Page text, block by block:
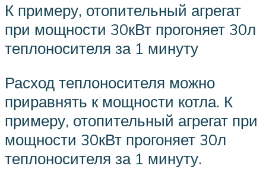
К примеру, отопительный агрегат
при мощности 30кВт прогоняет 30л
теплоносителя за 1 минуту
Расход теплоносителя можно
приравнять к мощности котла. К
примеру, отопительный агрегат при
мощности 30кВт прогоняет 30л
теплоносителя за 1 минуту.